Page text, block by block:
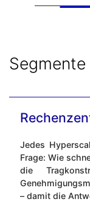
Segmente
Jedes
Frage: Wie
die
– damit die